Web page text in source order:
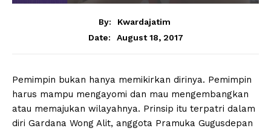
By:
Kwardajatim
Date:
August 18, 2017
Pemimpin bukan hanya memikirkan dirinya. Pemimpin
harus mampu mengayomi dan mau mengembangkan
atau memajukan wilayahnya. Prinsip itu terpatri dalam
diri Gardana Wong Alit, anggota Pramuka Gugusdepan